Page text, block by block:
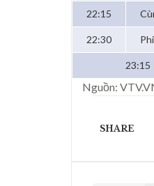
22:15
22:30
23:15
Nguồn:
SHARE